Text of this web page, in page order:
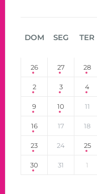
DOM SEG TER
26 27 28
2 3 4
9 10 11
16 17 18
23 24 25
30 31 1